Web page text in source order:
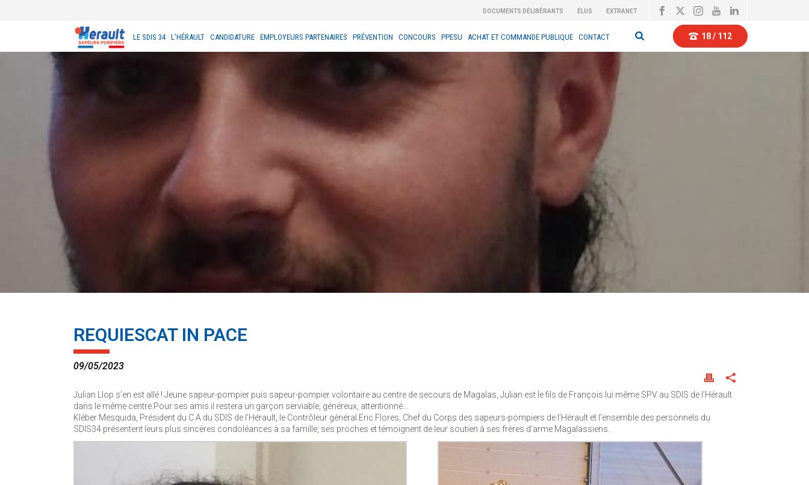
DOCUMENTS DÉLIBÉRANTS ÉLUS EXTRANET
LE SDIS 34 L’HÉRAULT CANDIDATURE EMPLOYEURS PARTENAIRES PRÉVENTION CONCOURS PPESU ACHAT ET COMMANDE PUBLIQUE CONTACT 18 / 112
REQUIESCAT IN PACE
09/05/2023
Julian Llop s’en est allé ! Jeune sapeur-pompier puis sapeur-pompier volontaire au centre de secours de Magalas, Julian est le fils de François lui même SPV au SDIS de l’Hérault
dans le même centre.Pour ses amis il restera un garçon serviable, généreux, attentionné…
Kléber Mesquida, Président du C.A du SDIS de l’Hérault, le Contrôleur général Eric Flores, Chef du Corps des sapeurs-pompiers de l’Hérault et l’ensemble des personnels du
SDIS34 présentent leurs plus sincères condoléances à sa famille, ses proches et témoignent de leur soutien à ses frères d’arme Magalassiens.